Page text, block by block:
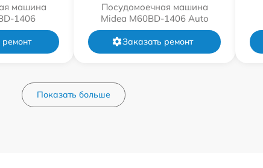
машина
1406
Посудомоечная машина
Midea M60BD-1406 Auto
Заказать ремонт
Показать больше